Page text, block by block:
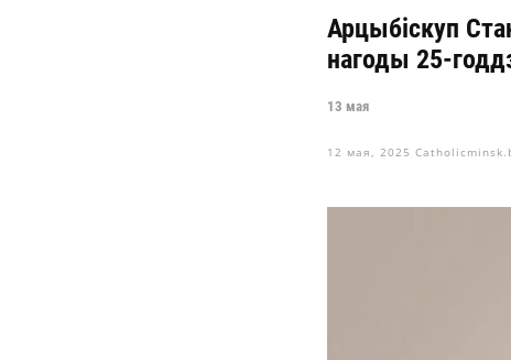
Арцыбіскуп
нагоды 25-
13 мая
12 мая, 2025